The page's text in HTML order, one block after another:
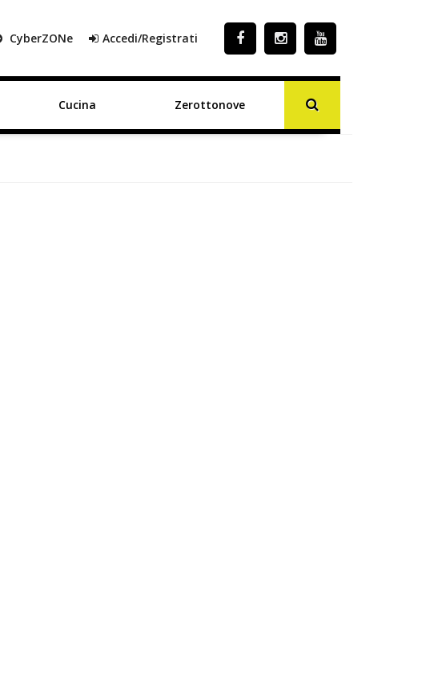
CyberZONe Accedi/Registrati
Cucina Zerottonove